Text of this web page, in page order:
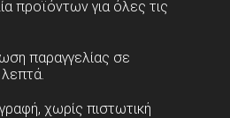
προϊόντων για όλες τις
παραγγελίας σε
χωρίς πιστωτική